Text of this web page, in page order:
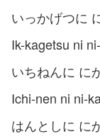
いっかげつに
Ik-kagetsu ni
いちねんに に
Ichi-nen ni ni-
はんとしに に